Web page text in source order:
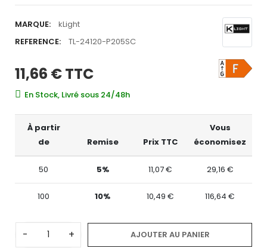
MARQUE:
kLight
REFERENCE:
TL-24120-P205SC
11,66 €TTC
En Stock, Livré sous 24/48h
À partir
de
Remise Prix TTC
Vous
économisez
50 5% 11,07 € 29,16 €
100 10% 10,49 € 116,64 €
- + AJOUTER AU PANIER